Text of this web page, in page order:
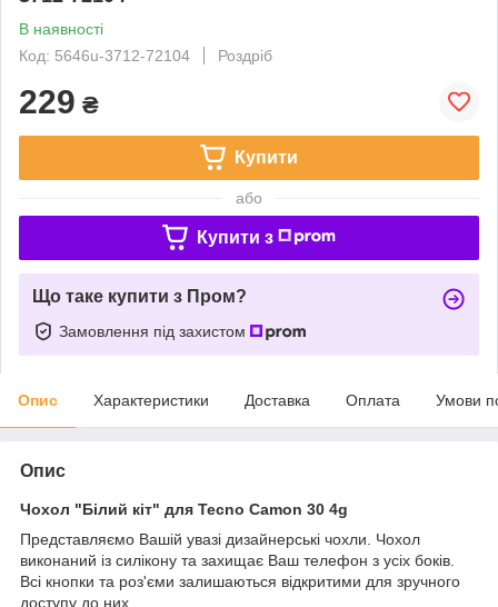
В наявності
Код: 5646u-3712-72104
Роздріб
229 ₴
Купити
або
Купити з
Що таке купити з Пром?
Замовлення під захистом
Опис Характеристики Доставка Оплата Умови
Опис
Чохол "Білий кіт" для Tecno Camon 30 4g
Представляємо Вашій увазі дизайнерські чохли. Чохол
виконаний із силікону та захищає Ваш телефон з усіх боків.
Всі кнопки та роз'єми залишаються відкритими для зручного
доступу до них.